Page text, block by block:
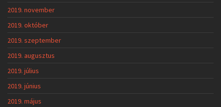
2019. november
2019. október
2019. szeptember
2019. augusztus
2019. július
2019. június
2019. május